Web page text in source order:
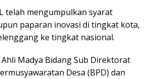
telah mengumpulkan syarat
paparan inovasi di tingkat kota,
ke tingkat nasional.
Madya Bidang Sub Direktorat
Desa (BPD) dan